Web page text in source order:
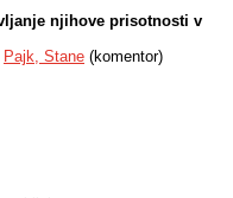
njihove prisotnosti v
Pajk, Stane (komentor)